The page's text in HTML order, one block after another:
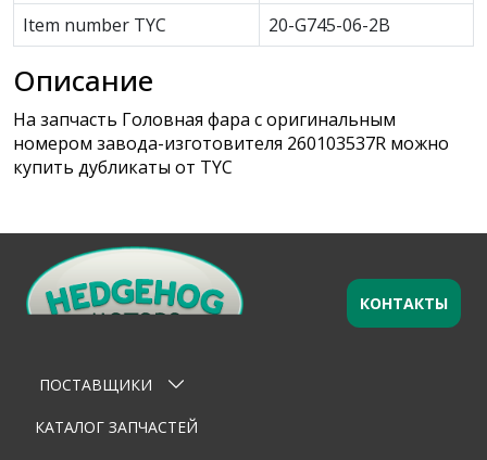
Item number TYC
20-G745-06-2B
Описание
На запчасть Головная фара с оригинальным
номером завода-изготовителя 260103537R можно
купить дубликаты от TYC
Оставьте заявку ×
ПОСТАВЩИКИ
КАТАЛОГ ЗАПЧАСТЕЙ
КОНТАКТЫ